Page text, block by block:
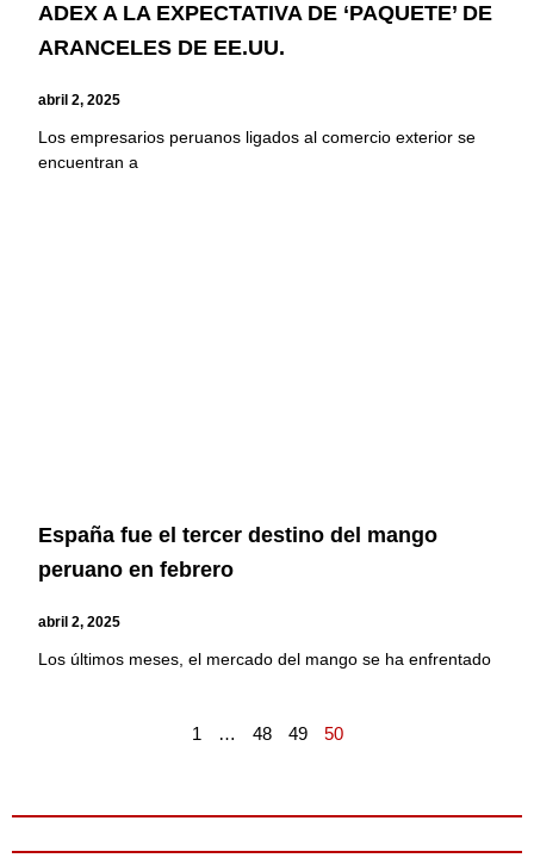
ADEX A LA EXPECTATIVA DE ‘PAQUETE’ DE
ARANCELES DE EE.UU.
abril 2, 2025
Los empresarios peruanos ligados al comercio exterior se
encuentran a
España fue el tercer destino del mango
peruano en febrero
abril 2, 2025
Los últimos meses, el mercado del mango se ha enfrentado
1 … 48 49 50